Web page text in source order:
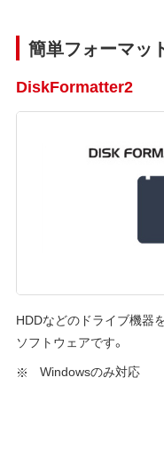
簡単フォーマッ
DiskFormatter2
HDDなどのドライブ機器
ソフトウェアです。
Windowsのみ対応